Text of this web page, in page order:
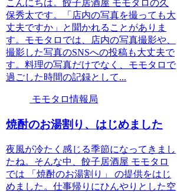
こんにちは。餃子居酒屋 モモタロの久
保秀太です。「店内の写真を撮っても大
丈夫ですか」と聞かれることがありま
す。モモタロでは、店内の写真撮影や、
撮影した写真のSNSへの投稿も大丈夫で
す。料理の写真だけでなく、モモタロで
過ごした時間の記録として...
モモタロ情報局
焼酎のお湯割り、はじめました
夜風が冷たく感じる季節になってきまし
たね。そんな中、餃子居酒屋 モモタロ
では 「焼酎のお湯割り」 の提供をはじ
めました。仕事帰りにひんやりとした空